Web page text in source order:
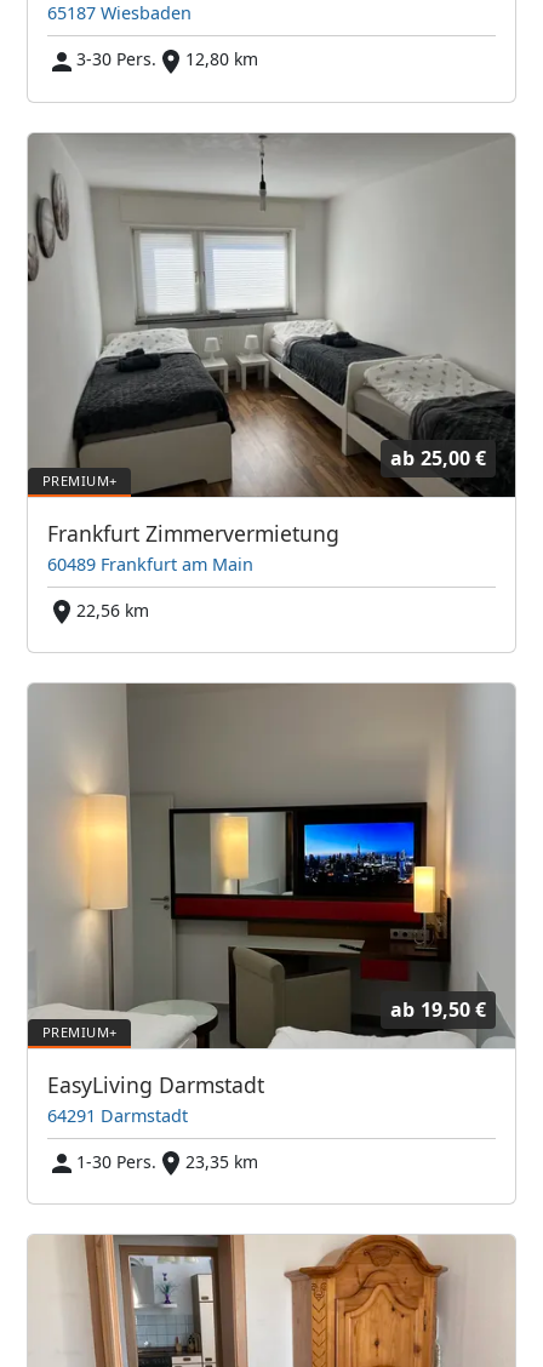
65187 Wiesbaden
3-30 Pers.
12,80 km
ab 25,00 €
Frankfurt Zimmervermietung
60489 Frankfurt am Main
22,56 km
ab 19,50 €
EasyLiving Darmstadt
64291 Darmstadt
1-30 Pers.
23,35 km